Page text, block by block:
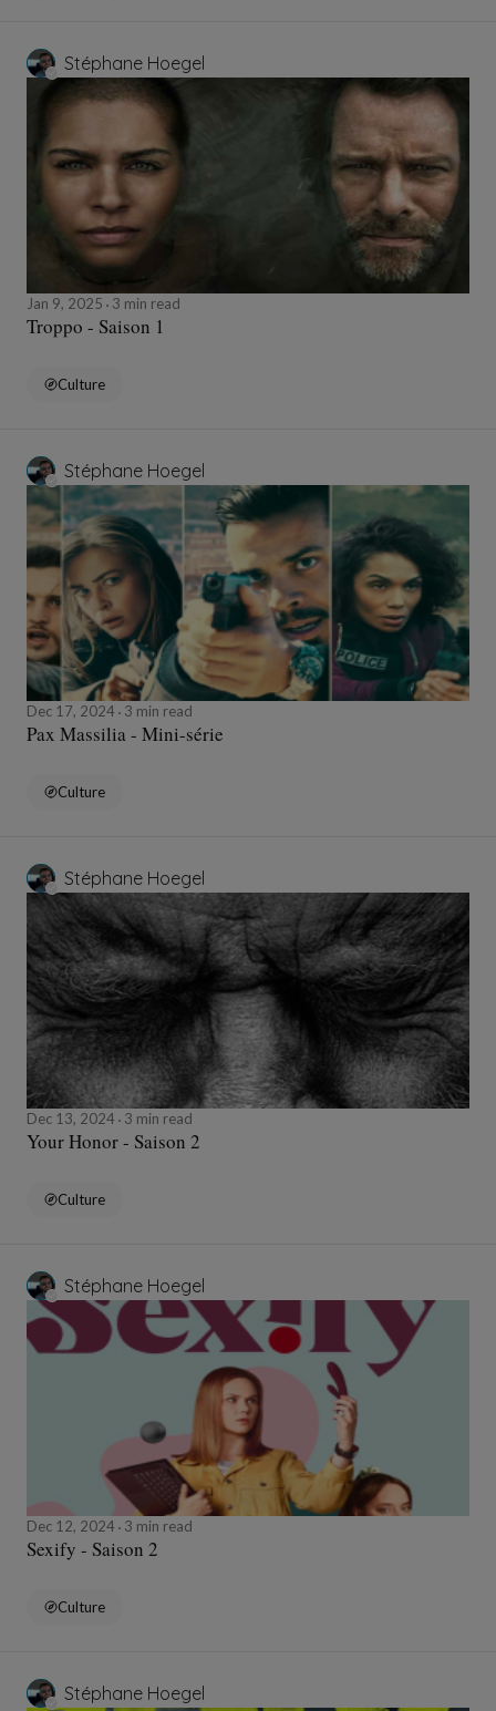
Stéphane Hoegel
Jan 9, 2025 3 min read
Troppo - Saison 1
Culture
Stéphane Hoegel
Dec 17, 2024 3 min read
Pax Massilia - Mini-série
Culture
Stéphane Hoegel
Dec 13, 2024 3 min read
Your Honor - Saison 2
Culture
Stéphane Hoegel
Dec 12, 2024 3 min read
Sexify - Saison 2
Culture
Stéphane Hoegel